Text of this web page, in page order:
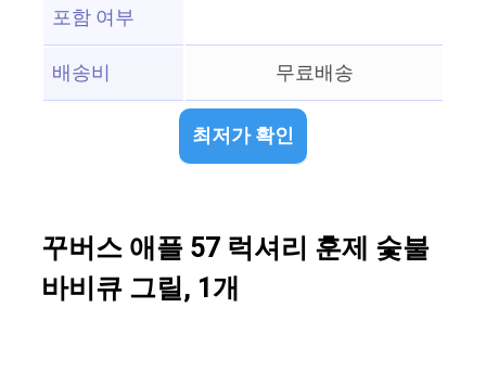
포함 여부
배송비 무료배송
최저가 확인
꾸버스 애플 57 럭셔리 훈제 숯불
바비큐 그릴, 1개